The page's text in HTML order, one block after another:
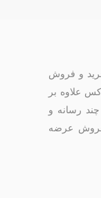
و فروش
علاوه بر
رسانه و
فروش عرضه